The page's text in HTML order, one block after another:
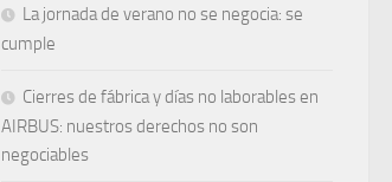
La jornada de verano no se negocia: se
cumple
Cierres de fábrica y días no laborables en
AIRBUS: nuestros derechos no son
negociables